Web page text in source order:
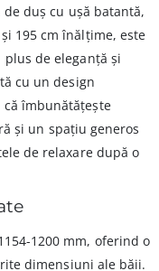
duș cu ușă batantă,
195 cm înălțime, este
de eleganță și
cu un design
îmbunătățește
și un spațiu generos
de relaxare după o
1200 mm, oferind o
dimensiuni ale băii.